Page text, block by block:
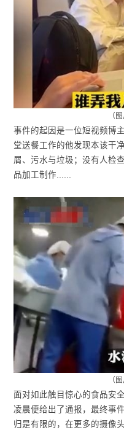
（
事件的起因是一位短视频博
堂送餐工作的他发现本该干
屑、污水与垃圾；没有人检
品加工制作......
（
面对如此触目惊心的食品安
凌晨便给出了通报，最终事
归是有限的，在更多的摄像